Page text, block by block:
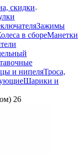
скидки
Зажимы
в сбореМанетки
и нипеляТроса,
Шарики и
26